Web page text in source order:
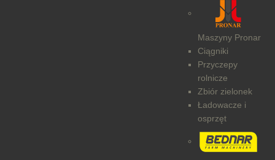
Maszyny Pronar
Ciągniki
Przyczepy
rolnicze
Zbiór zielonek
Ładowacze i
osprzęt